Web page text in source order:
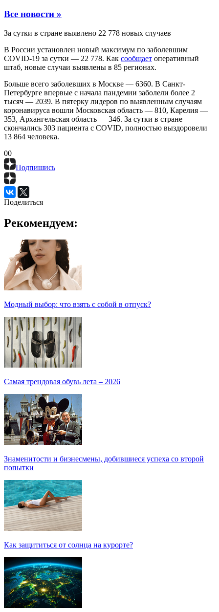
Все новости »
За сутки в стране выявлено 22 778 новых случаев
В России установлен новый максимум по заболевшим
COVID-19 за сутки — 22 778. Как сообщает оперативный
штаб, новые случаи выявлены в 85 регионах.
Больше всего заболевших в Москве — 6360. В Санкт-
Петербурге впервые с начала пандемии заболели более 2
тысяч — 2039. В пятерку лидеров по выявленным случаям
коронавируса вошли Московская область — 810, Карелия —
353, Архангельская область — 346. За сутки в стране
скончались 303 пациента с COVID, полностью выздоровели
13 864 человека.
00
Подпишись
Поделиться
Рекомендуем:
Модный выбор: что взять с собой в отпуск?
Самая трендовая обувь лета – 2026
Знаменитости и бизнесмены, добившиеся успеха со второй
попытки
Как защититься от солнца на курорте?